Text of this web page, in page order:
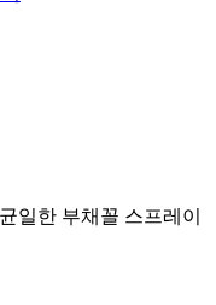
일한 부채꼴 스프레이